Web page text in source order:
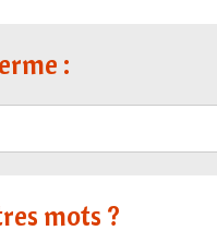
:
mots ?